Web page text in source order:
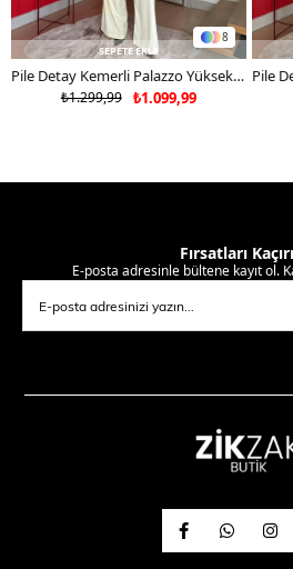
8
SEPETE EKLE
Pile Detay Kemerli Palazzo Yüksek Bel Pantolon Sarı 2081
₺1.099,99
₺1.299,99
Fırsatları
E-posta adresinle bültene kayıt ol.